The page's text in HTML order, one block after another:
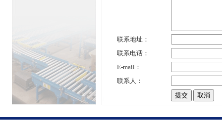
联系地址：
联系电话：
E-mail：
联系人：